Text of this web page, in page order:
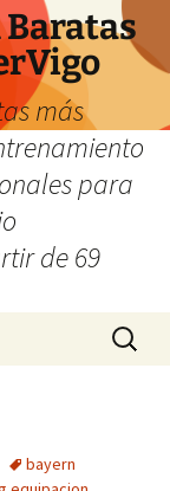
más
para
de 69
Buscar:
bayern